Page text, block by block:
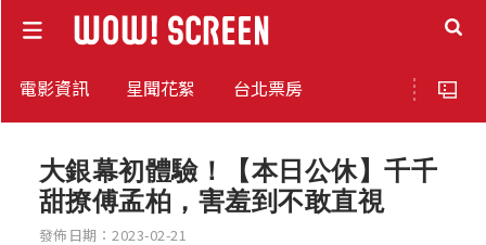
電影資訊 星聞花絮 台北票房
大銀幕初體驗！【本日公休】千千
甜撩傅孟柏，害羞到不敢直視
發佈日期：2023-02-21